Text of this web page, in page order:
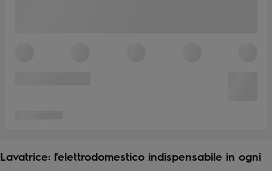
Lavatrice: l'elettrodomestico indispensabile in ogni